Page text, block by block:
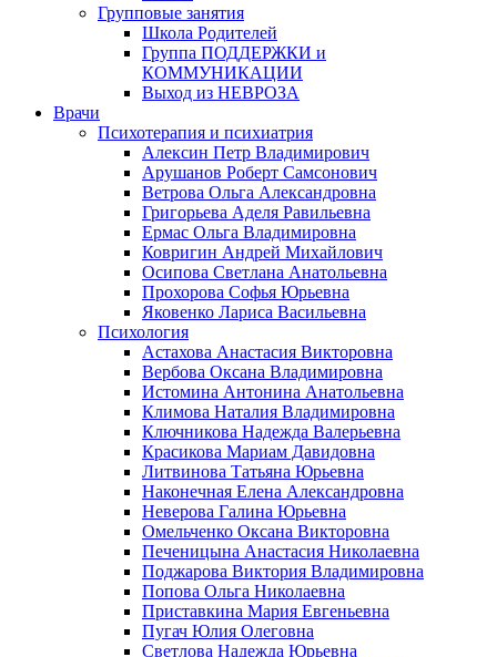
Групповые занятия
Школа Родителей
Группа ПОДДЕРЖКИ и
КОММУНИКАЦИИ
Выход из НЕВРОЗА
Врачи
Психотерапия и психиатрия
Алексин Петр Владимирович
Арушанов Роберт Самсонович
Ветрова Ольга Александровна
Григорьева Аделя Равильевна
Ермас Ольга Владимировна
Ковригин Андрей Михайлович
Осипова Светлана Анатольевна
Прохорова Софья Юрьевна
Яковенко Лариса Васильевна
Психология
Астахова Анастасия Викторовна
Вербова Оксана Владимировна
Истомина Антонина Анатольевна
Климова Наталия Владимировна
Ключникова Надежда Валерьевна
Красикова Мариам Давидовна
Литвинова Татьяна Юрьевна
Наконечная Елена Александровна
Неверова Галина Юрьевна
Омельченко Оксана Викторовна
Печеницына Анастасия Николаевна
Поджарова Виктория Владимировна
Попова Ольга Николаевна
Приставкина Мария Евгеньевна
Пугач Юлия Олеговна
Светлова Надежда Юрьевна